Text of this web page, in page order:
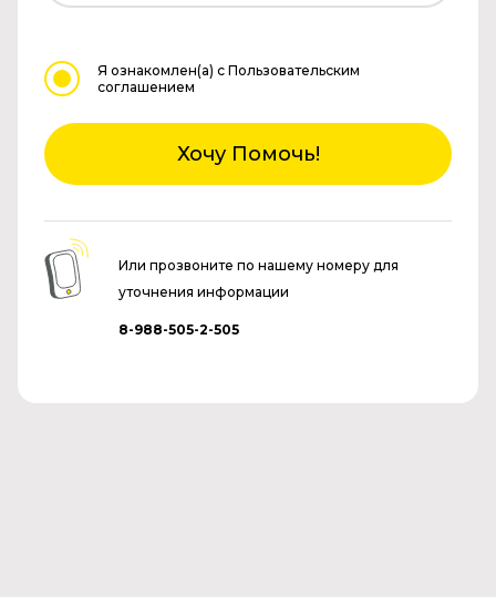
Я ознакомлен(а) с Пользовательским
соглашением
Хочу Помочь!
Или прозвоните по нашему номеру для
уточнения информации
8-988-505-2-505